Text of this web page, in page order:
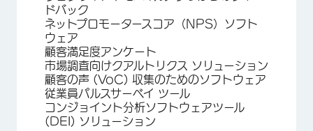
ドバック
ネットプロモータースコア（NPS）ソフト
ウェア
顧客満足度アンケート
市場調査向けクアルトリクス ソリューション
顧客の声 (VoC) 収集のためのソフトウェア
従業員パルスサーベイ ツール
コンジョイント分析ソフトウェアツール
(DEI) ソリューション